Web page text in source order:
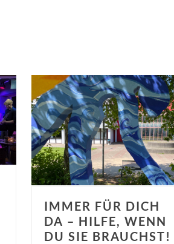
IMMER FÜR DICH
DA – HILFE, WENN
DU SIE BRAUCHST!